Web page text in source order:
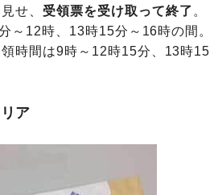
せ、 受領票を受け取って終了 。
～12時、13時15分～16時の間。
時間は9時～12時15分、13時15
ア